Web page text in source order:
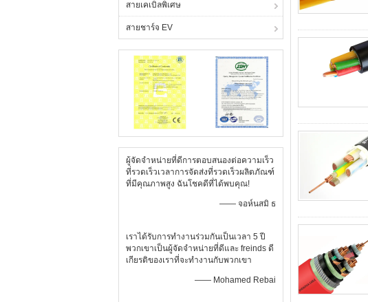
สายเคเบิลพิเศษ
สายชาร์จ EV
ผู้จัดจำหน่ายที่ดีการตอบสนองต่อความเร็ว
ที่รวดเร็วเวลาการจัดส่งที่รวดเร็วผลิตภัณฑ์
ที่มีคุณภาพสูง ฉันโชคดีที่ได้พบคุณ!
—— จอห์นสมิ ธ
เราได้รับการทำงานร่วมกันเป็นเวลา 5 ปี
พวกเขาเป็นผู้จัดจำหน่ายที่ดีและ freinds ดี
เกียรติของเราที่จะทำงานกับพวกเขา
—— Mohamed Rebai